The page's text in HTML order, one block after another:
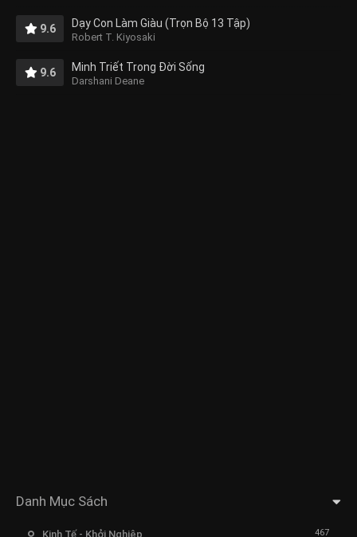
9.6 Dạy Con Làm Giàu (Trọn Bộ 13 Tập)
Robert T. Kiyosaki
9.6 Minh Triết Trong Đời Sống
Darshani Deane
Danh Mục Sách
Kinh Tế - Khởi Nghiệp 467